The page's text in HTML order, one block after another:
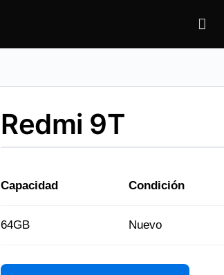
Redmi 9T
Capacidad Condición
64GB Nuevo